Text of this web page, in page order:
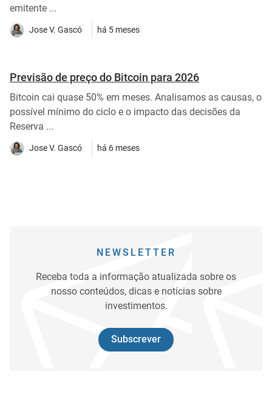
emitente ...
Jose V. Gascó há 5 meses
Previsão de preço do Bitcoin para 2026
Bitcoin cai quase 50% em meses. Analisamos as causas, o
possível mínimo do ciclo e o impacto das decisões da
Reserva ...
Jose V. Gascó há 6 meses
NEWSLETTER
Receba toda a informação atualizada sobre os
nosso conteúdos, dicas e notícias sobre
investimentos.
Subscrever